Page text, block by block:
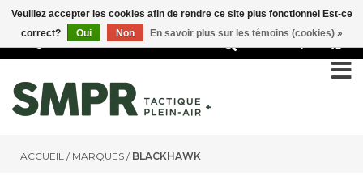
0
ACCUEIL / MARQUES / BLACKHAWK
Veuillez accepter les cookies afin de rendre ce site plus fonctionnel Est-ce
correct?
Oui Non En savoir plus sur les témoins (cookies) »